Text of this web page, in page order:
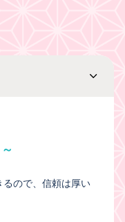
ので、信頼は厚い